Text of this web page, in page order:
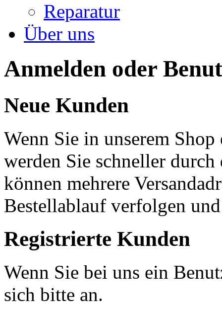
Reparatur
Über uns
Anmelden oder
Neue Kunden
Wenn Sie in unserem
werden Sie schneller
können mehrere
Bestellablauf verfolgen
Registrierte Kunden
Wenn Sie bei uns ein
sich bitte an.